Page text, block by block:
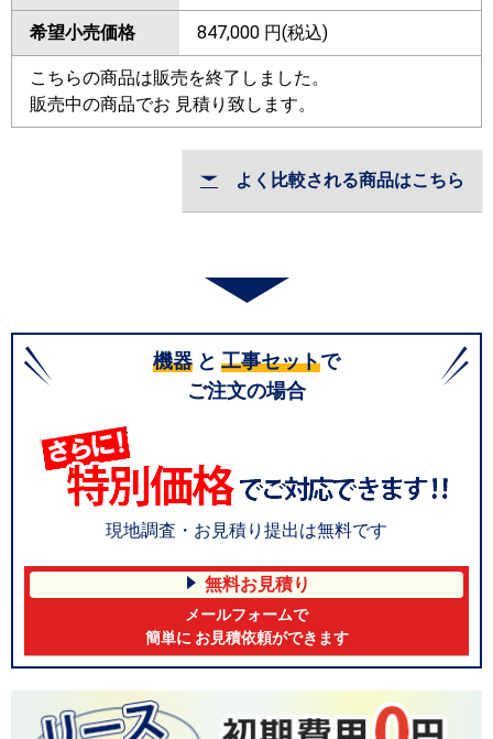
希望小売価格 847,000 円(税込)
こちらの商品は販売を終了しました。
販売中の商品でお 見積り致します。
よく比較される商品はこちら
機器 と 工事セットで
ご注文の場合
現地調査・お見積り提出は無料です
無料お見積り
メールフォームで
簡単に お見積依頼ができます